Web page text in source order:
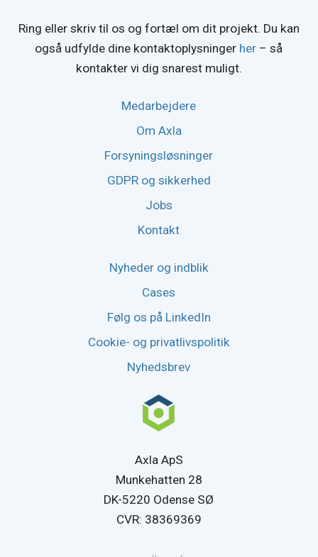
Ring eller skriv til os og fortæl om dit projekt. Du kan
også udfylde dine kontaktoplysninger her – så
kontakter vi dig snarest muligt.
Medarbejdere
Om Axla
Forsyningsløsninger
GDPR og sikkerhed
Jobs
Kontakt
Nyheder og indblik
Cases
Følg os på LinkedIn
Cookie- og privatlivspolitik
Nyhedsbrev
Axla ApS
Munkehatten 28
DK-5220 Odense SØ
CVR: 38369369